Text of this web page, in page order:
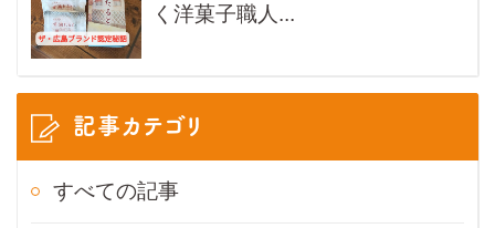
く洋菓子職人...
記事カテゴリ
すべての記事